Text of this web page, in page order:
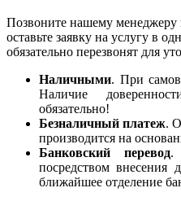
Позвоните нашему менеджеру
оставьте заявку на услугу в
обязательно перезвонят для
Наличными. При
Наличие
обязательно!
Безналичный платеж.
производится на
Банковский перевод.
посредством внесения
ближайшее отделение